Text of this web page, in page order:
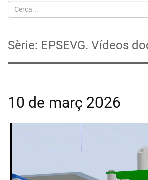
Cerca
Sèrie: EPSEVG. Vídeos
10 de març 2026